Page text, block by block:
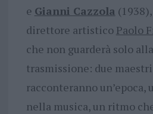
e Gianni Cazzola
direttore artistico Paolo
che non guarderà solo
trasmissione: due
racconteranno un’epoca,
nella musica, un ritmo